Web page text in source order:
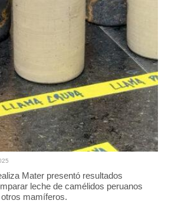
Mater presentó resultados
leche de camélidos peruanos
mamíferos.